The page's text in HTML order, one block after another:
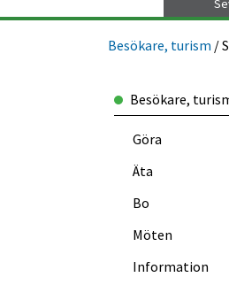
Besökare, turism /
Besökare,
Göra
Äta
Bo
Möten
Information